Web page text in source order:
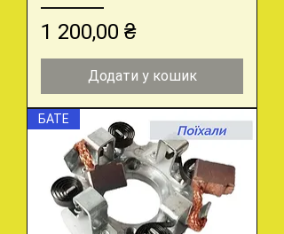
Ціна
1 200,00 ₴
Додати у кошик
БАТЕ